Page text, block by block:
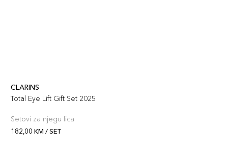
CLARINS
Total Eye Lift Gift Set 2025
Setovi za njegu lica
182,00 KM / SET